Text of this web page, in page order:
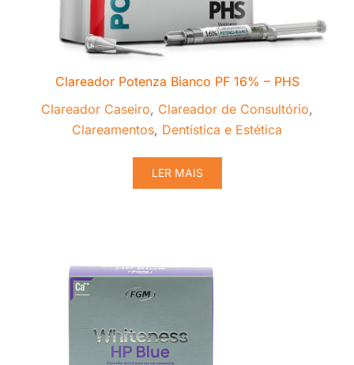
Clareador Potenza Bianco PF 16% – PHS
Clareador Caseiro, Clareador de Consultório,
Clareamentos, Dentística e Estética
LER MAIS